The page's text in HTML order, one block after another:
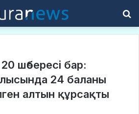
шөбересі бар:
24 баланы
алтын құрсақты